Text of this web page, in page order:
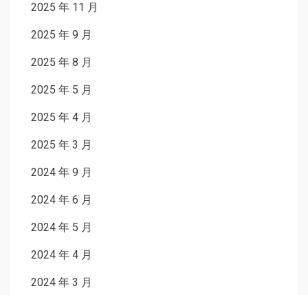
2025 年 11 月
2025 年 9 月
2025 年 8 月
2025 年 5 月
2025 年 4 月
2025 年 3 月
2024 年 9 月
2024 年 6 月
2024 年 5 月
2024 年 4 月
2024 年 3 月